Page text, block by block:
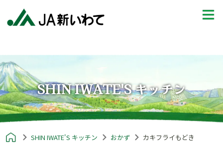
SHIN IWATE'S キッチン
SHIN IWATE'S キッチン おかず カキフライもどき